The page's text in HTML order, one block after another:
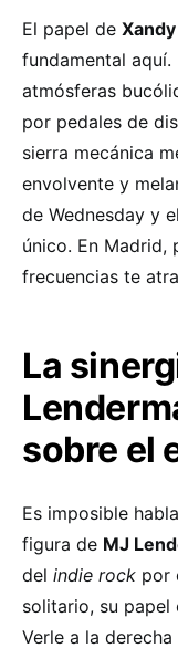
El papel de
fundamental
atmósferas
por pedales de
sierra mecánica
envolvente y
de Wednesday y
único. En Madrid,
frecuencias te
La
sobre el
Es imposible
figura de MJ
del indie rock por
solitario, su papel
Verle a la